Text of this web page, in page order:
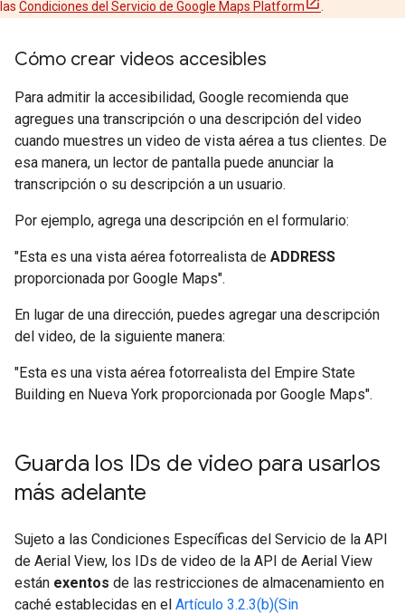
las Condiciones del Servicio de Google Maps Platform
Cómo crear videos accesibles
Para admitir la accesibilidad, Google recomienda que
agregues una transcripción o una descripción del video
cuando muestres un video de vista aérea a tus clientes. De
esa manera, un lector de pantalla puede anunciar la
transcripción o su descripción a un usuario.
Por ejemplo, agrega una descripción en el formulario:
"Esta es una vista aérea fotorrealista de ADDRESS
proporcionada por Google Maps".
En lugar de una dirección, puedes agregar una descripción
del video, de la siguiente manera:
"Esta es una vista aérea fotorrealista del Empire State
Building en Nueva York proporcionada por Google Maps".
Guarda los IDs de video para usarlos
más adelante
Sujeto a las Condiciones Específicas del Servicio de la API
de Aerial View, los IDs de video de la API de Aerial View
están exentos de las restricciones de almacenamiento en
caché establecidas en el Artículo 3.2.3(b)(Sin